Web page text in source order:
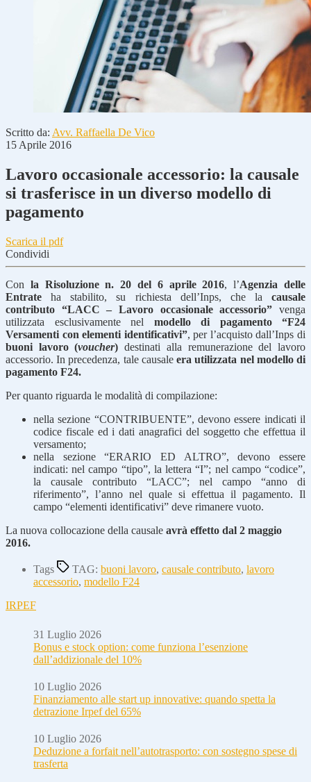
Scritto da: Avv. Raffaella De Vico
15 Aprile 2016
Lavoro occasionale accessorio: la causale
si trasferisce in un diverso modello di
pagamento
Scarica il pdf
Condividi
Con la Risoluzione n. 20 del 6 aprile 2016, l’Agenzia delle
Entrate ha stabilito, su richiesta dell’Inps, che la causale
contributo “LACC – Lavoro occasionale accessorio” venga
utilizzata esclusivamente nel modello di pagamento “F24
Versamenti con elementi identificativi”, per l’acquisto dall’Inps di
buoni lavoro (voucher) destinati alla remunerazione del lavoro
accessorio. In precedenza, tale causaleera utilizzata nel modello di
pagamento F24.
Per quanto riguarda le modalità di compilazione:
nella sezione “CONTRIBUENTE”, devono essere indicati il
codice fiscale ed i dati anagrafici del soggetto che effettua il
versamento;
nella sezione “ERARIO ED ALTRO”, devono essere
indicati: nel campo “tipo”, la lettera “I”; nel campo “codice”,
la causale contributo “LACC”; nel campo “anno di
riferimento”, l’anno nel quale si effettua il pagamento. Il
campo “elementi identificativi” deve rimanere vuoto.
La nuova collocazione della causale avrà effetto dal 2 maggio
2016.
Tags TAG: buoni lavoro, causale contributo, lavoro
accessorio, modello F24
IRPEF
31 Luglio 2026
Bonus e stock option: come funziona l’esenzione
dall’addizionale del 10%
10 Luglio 2026
Finanziamento alle start up innovative: quando spetta la
detrazione Irpef del 65%
10 Luglio 2026
Deduzione a forfait nell’autotrasporto: con sostegno spese di
trasferta